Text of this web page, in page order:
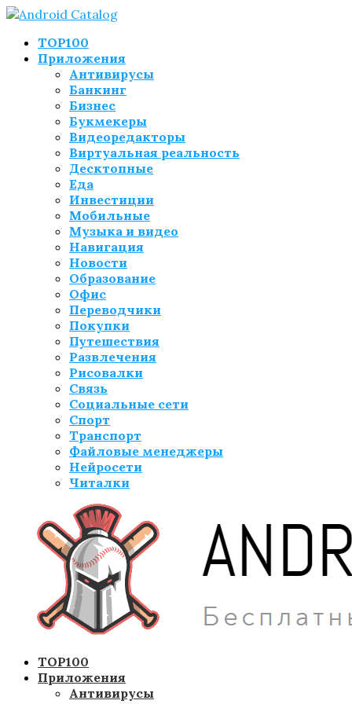
TOP100
Приложения
Антивирусы
Банкинг
Бизнес
Букмекеры
Видеоредакторы
Виртуальная реальность
Десктопные
Еда
Инвестиции
Мобильные
Музыка и видео
Навигация
Новости
Образование
Офис
Переводчики
Покупки
Путешествия
Развлечения
Рисовалки
Связь
Социальные сети
Спорт
Транспорт
Файловые менеджеры
Нейросети
Читалки
TOP100
Приложения
Антивирусы